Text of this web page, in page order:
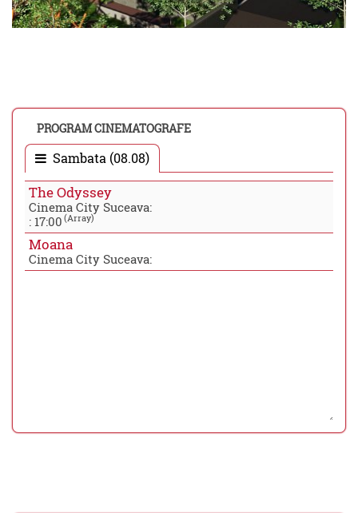
PROGRAM CINEMATOGRAFE
Sambata (08.08)
The Odyssey
Cinema City Suceava:
: 17:00 (Array)
Moana
Cinema City Suceava: